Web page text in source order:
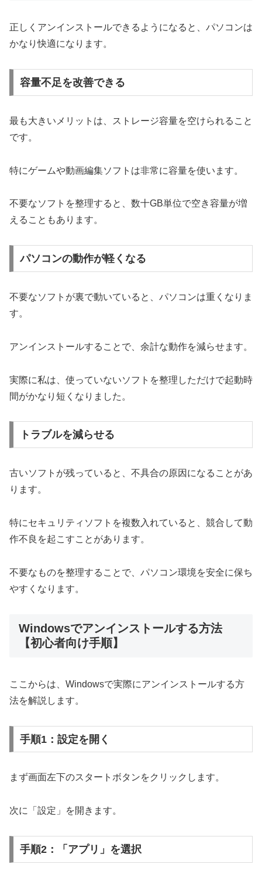
正しくアンインストールできるようになると、パソコンは
かなり快適になります。
容量不足を改善できる
最も大きいメリットは、ストレージ容量を空けられること
です。
特にゲームや動画編集ソフトは非常に容量を使います。
不要なソフトを整理すると、数十GB単位で空き容量が増
えることもあります。
パソコンの動作が軽くなる
不要なソフトが裏で動いていると、パソコンは重くなりま
す。
アンインストールすることで、余計な動作を減らせます。
実際に私は、使っていないソフトを整理しただけで起動時
間がかなり短くなりました。
トラブルを減らせる
古いソフトが残っていると、不具合の原因になることがあ
ります。
特にセキュリティソフトを複数入れていると、競合して動
作不良を起こすことがあります。
不要なものを整理することで、パソコン環境を安全に保ち
やすくなります。
Windowsでアンインストールする方法
【初心者向け手順】
ここからは、Windowsで実際にアンインストールする方
法を解説します。
手順1：設定を開く
まず画面左下のスタートボタンをクリックします。
次に「設定」を開きます。
手順2：「アプリ」を選択